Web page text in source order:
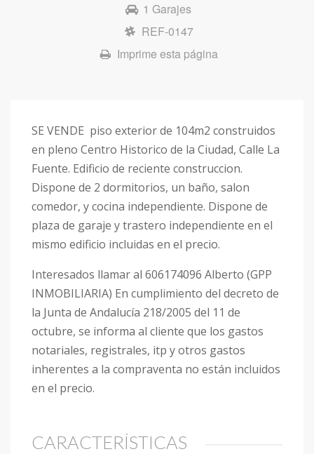
1 Garajes
REF-0147
Imprime esta página
SE VENDE piso exterior de 104m2 construidos
en pleno Centro Historico de la Ciudad, Calle La
Fuente. Edificio de reciente construccion.
Dispone de 2 dormitorios, un baño, salon
comedor, y cocina independiente. Dispone de
plaza de garaje y trastero independiente en el
mismo edificio incluidas en el precio.
Interesados llamar al 606174096 Alberto (GPP
INMOBILIARIA) En cumplimiento del decreto de
la Junta de Andalucía 218/2005 del 11 de
octubre, se informa al cliente que los gastos
notariales, registrales, itp y otros gastos
inherentes a la compraventa no están incluidos
en el precio.
CARACTERÍSTICAS